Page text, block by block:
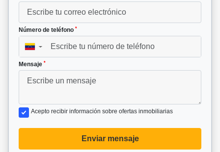
Número de teléfono *
▼
Mensaje *
Acepto recibir información sobre ofertas inmobiliarias
Enviar mensaje